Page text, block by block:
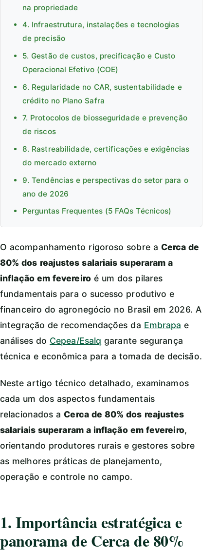
na propriedade
4. Infraestrutura, instalações e tecnologias
de precisão
5. Gestão de custos, precificação e Custo
Operacional Efetivo (COE)
6. Regularidade no CAR, sustentabilidade e
crédito no Plano Safra
7. Protocolos de biosseguridade e prevenção
de riscos
8. Rastreabilidade, certificações e exigências
do mercado externo
9. Tendências e perspectivas do setor para o
ano de 2026
Perguntas Frequentes (5 FAQs Técnicos)
O acompanhamento rigoroso sobre a Cerca de
80% dos reajustes salariais superaram a
inflação em fevereiroé um dos pilares
fundamentais para o sucesso produtivo e
financeiro do agronegócio no Brasil em 2026. A
integração de recomendações da Embrapa e
análises do Cepea/Esalq garante segurança
técnica e econômica para a tomada de decisão.
Neste artigo técnico detalhado, examinamos
cada um dos aspectos fundamentais
relacionados aCerca de 80% dos reajustes
salariais superaram a inflação em fevereiro,
orientando produtores rurais e gestores sobre
as melhores práticas de planejamento,
operação e controle no campo.
1. Importância estratégica e
panorama de Cerca de 80%